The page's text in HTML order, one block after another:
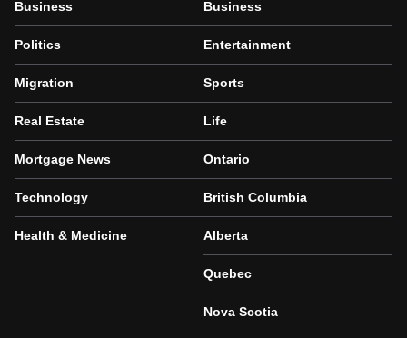
Business
Politics
Migration
Real Estate
Mortgage News
Technology
Health & Medicine
Business
Entertainment
Sports
Life
Ontario
British Columbia
Alberta
Quebec
Nova Scotia